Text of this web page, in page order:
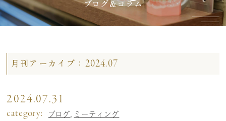
ブログ＆コラム
月刊アーカイブ： 2024.07
2024.07.31
category: ブログ ミーティング